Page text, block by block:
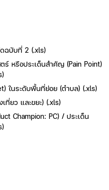
ฉบับที่ 2 (.xls)
หรือประเด็นสำคัญ (Pain Point)
ในระดับพื้นที่ย่อย (ตำบล) (.xls)
ที่ยว และขยะ) (.xls)
Champion: PC) / ประเด็น